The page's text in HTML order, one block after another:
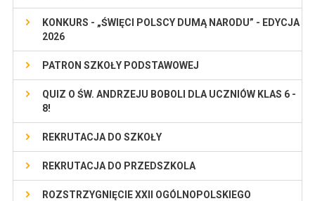
KONKURS - „ŚWIĘCI POLSCY DUMĄ NARODU” - EDYCJA
2026
PATRON SZKOŁY PODSTAWOWEJ
QUIZ O ŚW. ANDRZEJU BOBOLI DLA UCZNIÓW KLAS 6 -
8!
REKRUTACJA DO SZKOŁY
REKRUTACJA DO PRZEDSZKOLA
ROZSTRZYGNIĘCIE XXII OGÓLNOPOLSKIEGO